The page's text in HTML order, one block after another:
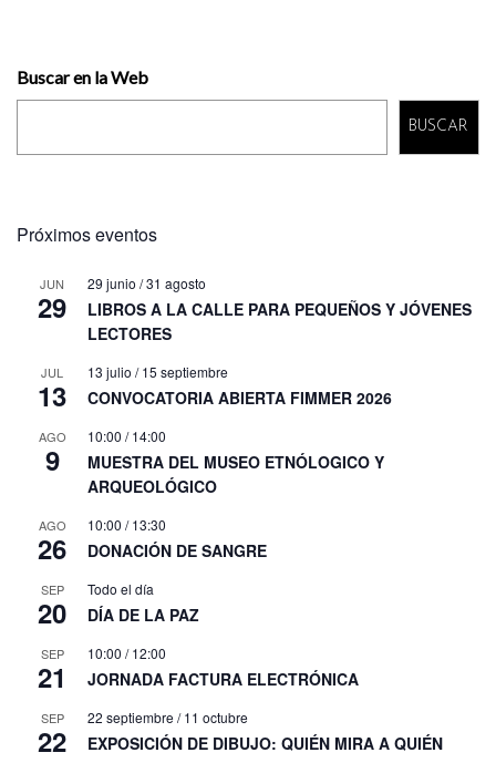
Buscar en la Web
BUSCAR
Próximos eventos
JUN
29
29 junio /31 agosto
LIBROS A LA CALLE PARA PEQUEÑOS Y JÓVENES
LECTORES
JUL
13
13 julio /15 septiembre
CONVOCATORIA ABIERTA FIMMER 2026
AGO
9
10:00 /14:00
MUESTRA DEL MUSEO ETNÓLOGICO Y
ARQUEOLÓGICO
AGO
26
10:00 /13:30
DONACIÓN DE SANGRE
SEP
20
Todo el día
DÍA DE LA PAZ
SEP
21
10:00 /12:00
JORNADA FACTURA ELECTRÓNICA
SEP
22
22 septiembre /11 octubre
EXPOSICIÓN DE DIBUJO: QUIÉN MIRA A QUIÉN